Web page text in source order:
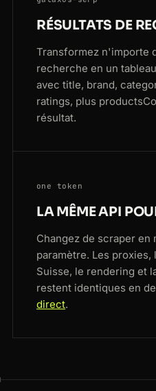
RÉSULTATS DE
Transformez n'importe
recherche en un
avec title, brand,
ratings, plus
résultat.
one token
LA MÊME API
Changez de scraper en
paramètre. Les
Suisse, le rendering et
restent identiques en
direct.